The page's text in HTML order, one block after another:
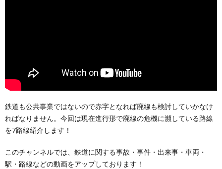
鉄道も公共事業ではないので赤字となれば廃線も検討していかなけ
ればなりません。今回は現在進行形で廃線の危機に瀕している路線
を7路線紹介します！
このチャンネルでは、鉄道に関する事故・事件・出来事・車両・
駅・路線などの動画をアップしております！